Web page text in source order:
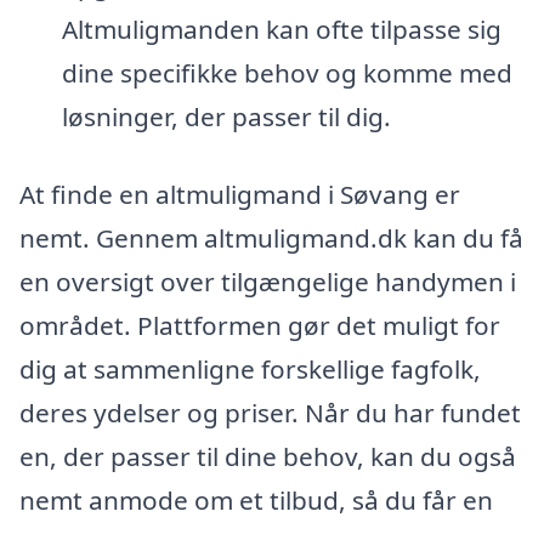
Altmuligmanden kan ofte tilpasse sig
dine specifikke behov og komme med
løsninger, der passer til dig.
At finde en altmuligmand i Søvang er
nemt. Gennem altmuligmand.dk kan du få
en oversigt over tilgængelige handymen i
området. Plattformen gør det muligt for
dig at sammenligne forskellige fagfolk,
deres ydelser og priser. Når du har fundet
en, der passer til dine behov, kan du også
nemt anmode om et tilbud, så du får en